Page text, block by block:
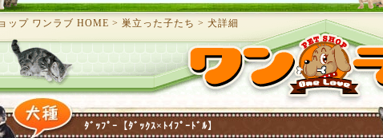
ップ ワンラブ HOME > 巣立った子たち > 犬詳細
ﾀﾞｯﾌﾟｰ【ﾀﾞｯｸｽ×ﾄｲﾌﾟｰﾄﾞﾙ】